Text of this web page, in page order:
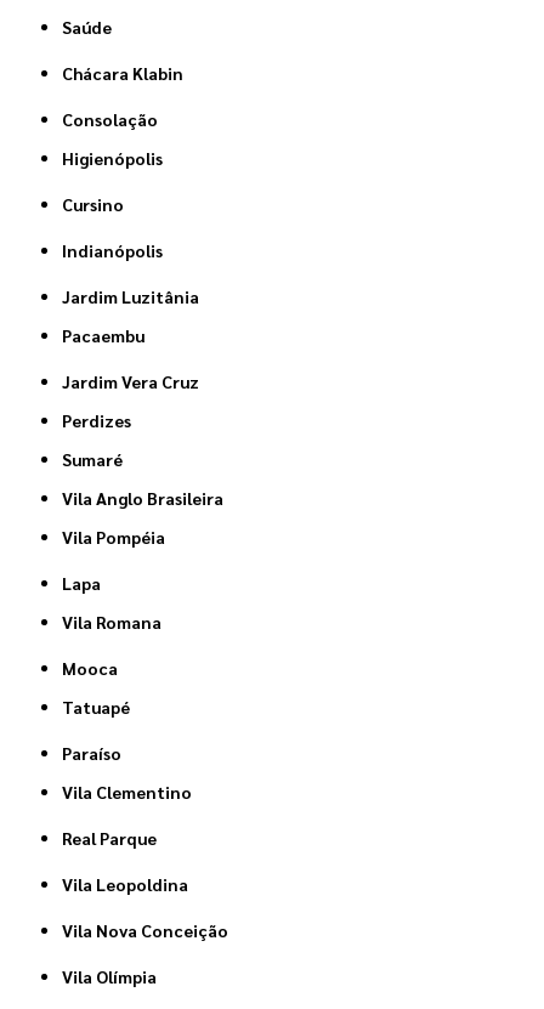
Saúde
Chácara Klabin
Consolação
Higienópolis
Cursino
Indianópolis
Jardim Luzitânia
Pacaembu
Jardim Vera Cruz
Perdizes
Sumaré
Vila Anglo Brasileira
Vila Pompéia
Lapa
Vila Romana
Mooca
Tatuapé
Paraíso
Vila Clementino
Real Parque
Vila Leopoldina
Vila Nova Conceição
Vila Olímpia